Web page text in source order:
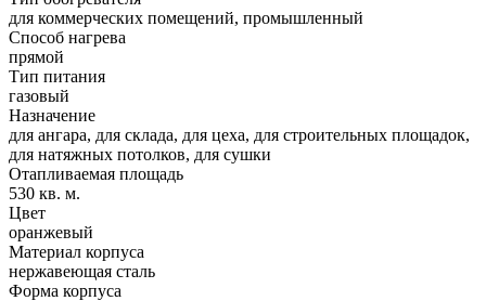
для коммерческих помещений, промышленный
Способ нагрева
прямой
Тип питания
газовый
Назначение
для ангара, для склада, для цеха, для строительных площадок,
для натяжных потолков, для сушки
Отапливаемая площадь
530 кв. м.
Цвет
оранжевый
Материал корпуса
нержавеющая сталь
Форма корпуса